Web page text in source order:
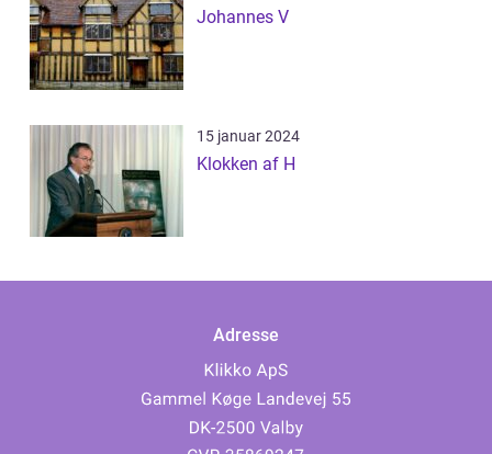
Johannes V
15 januar 2024
Klokken af H
Adresse